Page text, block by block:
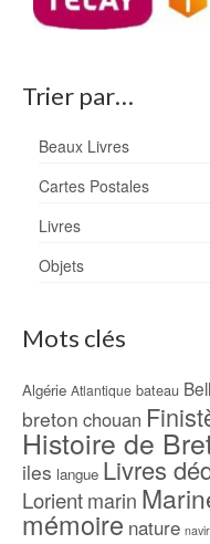
Trier par…
Beaux Livres
Cartes Postales
Livres
Objets
Mots clés
Algérie Atlantique bateau
breton chouan
Histoire de
iles langue Livres
Lorientmarin
mémoire nature